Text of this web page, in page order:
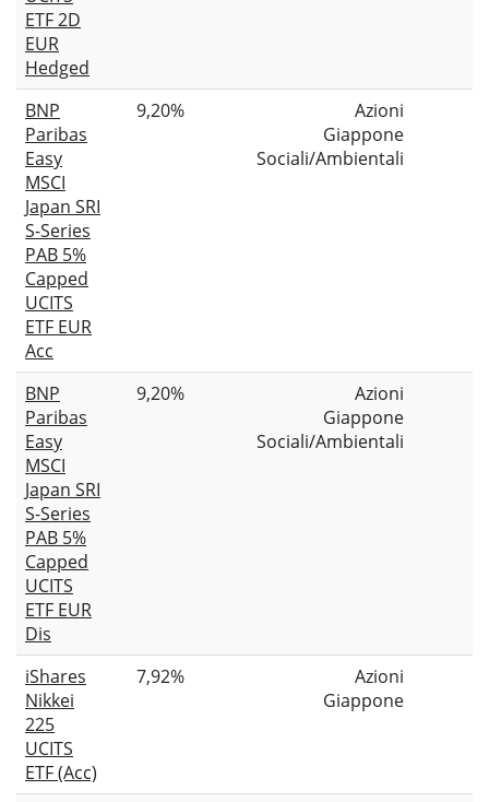
ETF 2D
EUR
Hedged
BNP
Paribas
Easy
MSCI
Japan SRI
S-Series
PAB 5%
Capped
UCITS
ETF EUR
Acc
9,20%
Azioni
Giappone
Sociali/Ambientali
BNP
Paribas
Easy
MSCI
Japan SRI
S-Series
PAB 5%
Capped
UCITS
ETF EUR
Dis
9,20%
Azioni
Giappone
Sociali/Ambientali
iShares
Nikkei
225
UCITS
ETF (Acc)
7,92%
Azioni
Giappone